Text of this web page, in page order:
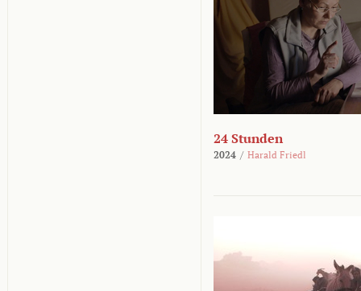
24 Stunden
2024 / Harald Friedl